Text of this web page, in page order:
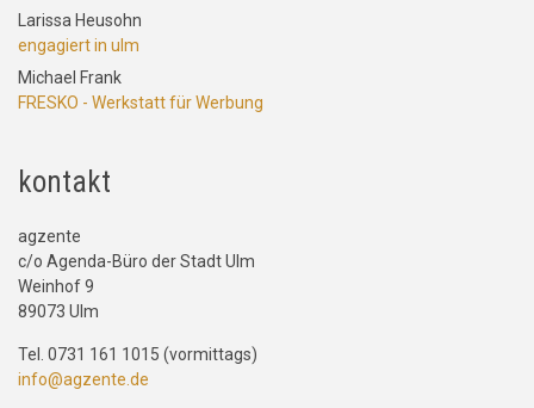
Larissa Heusohn
engagiert in ulm
Michael Frank
FRESKO - Werkstatt für Werbung
kontakt
agzente
c/o Agenda-Büro der Stadt Ulm
Weinhof 9
89073 Ulm
Tel. 0731 161 1015 (vormittags)
info@agzente.de